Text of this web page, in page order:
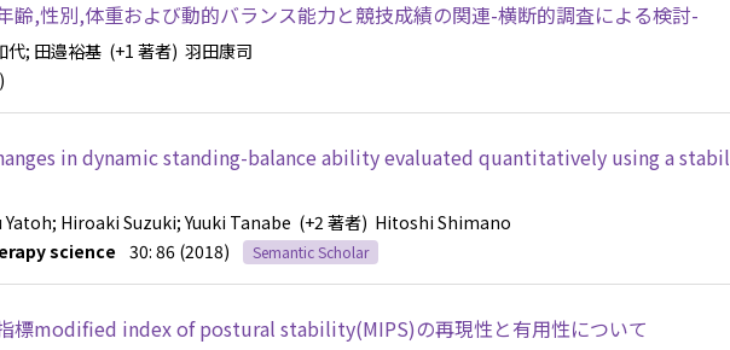
齢,性別,体重および動的バランス能力と競技成績の関連-横断的調査による検討-
代; 田邉裕基 (+1 著者) 羽田康司
in dynamic standing-balance ability evaluated quantitatively using a
Yatoh; Hiroaki Suzuki; Yuuki Tanabe (+2 著者) Hitoshi Shimano
science
30: 86 (2018) Semantic Scholar
標modified index of postural stability(MIPS)の再現性と有用性について